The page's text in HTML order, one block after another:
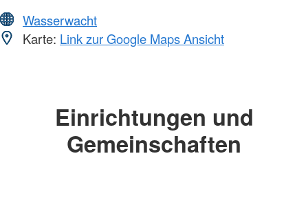
Wasserwacht
Karte: Link zur Google Maps Ansicht
Einrichtungen und
Gemeinschaften